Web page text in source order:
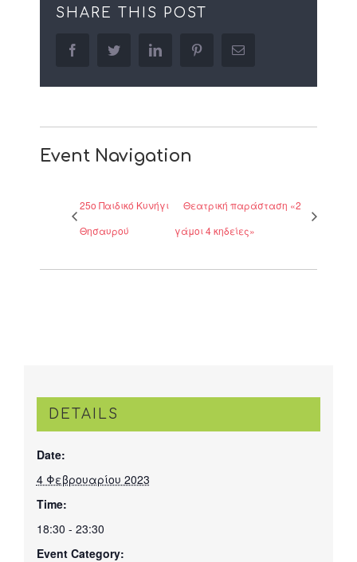
SHARE THIS POST
facebooktwitter linkedin pinterestEmail
Event Navigation
25ο Παιδικό Κυνήγι
Θησαυρού
Θεατρική παράσταση «2
γάμοι 4 κηδείες»
DETAILS
Date:
4 Φεβρουαρίου 2023
Time:
18:30 - 23:30
Event Category: